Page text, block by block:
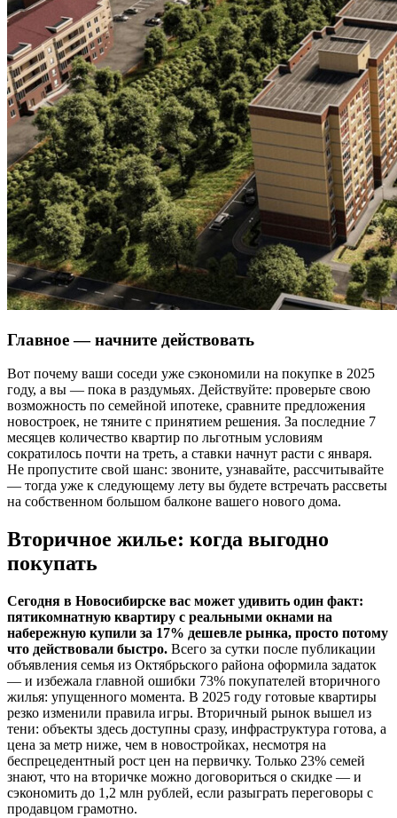
Главное — начните действовать
Вот почему ваши соседи уже сэкономили на покупке в 2025
году, а вы — пока в раздумьях. Действуйте: проверьте свою
возможность по семейной ипотеке, сравните предложения
новостроек, не тяните с принятием решения. За последние 7
месяцев количество квартир по льготным условиям
сократилось почти на треть, а ставки начнут расти с января.
Не пропустите свой шанс: звоните, узнавайте, рассчитывайте
— тогда уже к следующему лету вы будете встречать рассветы
на собственном большом балконе вашего нового дома.
Вторичное жилье: когда выгодно
покупать
Сегодня в Новосибирске вас может удивить один факт:
пятикомнатную квартиру с реальными окнами на
набережную купили за 17% дешевле рынка, просто потому
что действовали быстро. Всего за сутки после публикации
объявления семья из Октябрьского района оформила задаток
— и избежала главной ошибки 73% покупателей вторичного
жилья: упущенного момента. В 2025 году готовые квартиры
резко изменили правила игры. Вторичный рынок вышел из
тени: объекты здесь доступны сразу, инфраструктура готова, а
цена за метр ниже, чем в новостройках, несмотря на
беспрецедентный рост цен на первичку. Только 23% семей
знают, что на вторичке можно договориться о скидке — и
сэкономить до 1,2 млн рублей, если разыграть переговоры с
продавцом грамотно.